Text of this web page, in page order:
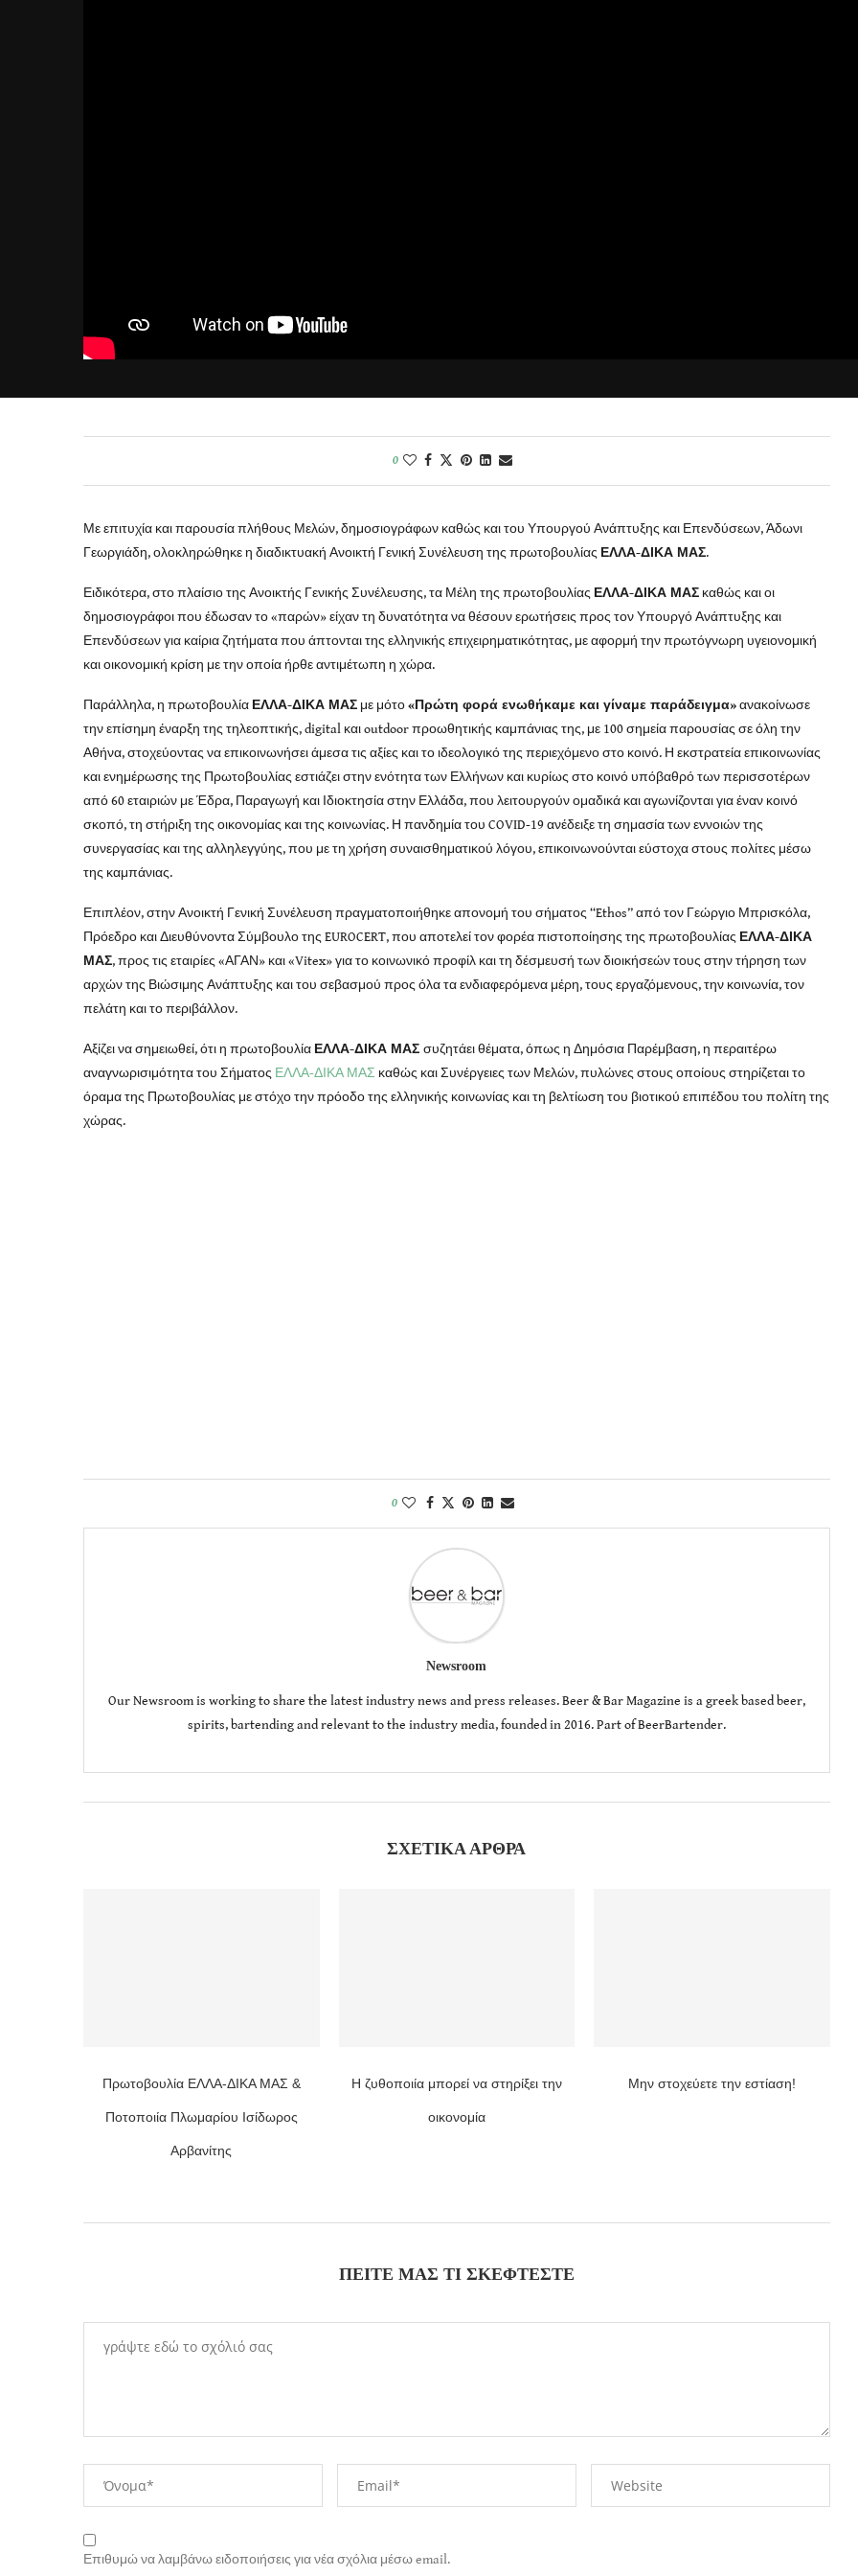
0
Με επιτυχία και παρουσία πλήθους Μελών, δημοσιογράφων καθώς και του Υπουργού Ανάπτυξης και Επενδύσεων, Άδωνι
Γεωργιάδη, ολοκληρώθηκε η διαδικτυακή Ανοικτή Γενική Συνέλευση της πρωτοβουλίας ΕΛΛΑ-ΔΙΚΑ ΜΑΣ.
Ειδικότερα, στο πλαίσιο της Ανοικτής Γενικής Συνέλευσης, τα Μέλη της πρωτοβουλίας ΕΛΛΑ-ΔΙΚΑ ΜΑΣ καθώς και οι
δημοσιογράφοι που έδωσαν το «παρών» είχαν τη δυνατότητα να θέσουν ερωτήσεις προς τον Υπουργό Ανάπτυξης και
Επενδύσεων για καίρια ζητήματα που άπτονται της ελληνικής επιχειρηματικότητας, με αφορμή την πρωτόγνωρη υγειονομική
και οικονομική κρίση με την οποία ήρθε αντιμέτωπη η χώρα.
Παράλληλα, η πρωτοβουλία ΕΛΛΑ-ΔΙΚΑ ΜΑΣ με μότο«Πρώτη φορά ενωθήκαμε και γίναμε παράδειγμα»ανακοίνωσε
την επίσημη έναρξη της τηλεοπτικής, digital και outdoor προωθητικής καμπάνιας της, με 100 σημεία παρουσίας σε όλη την
Αθήνα, στοχεύοντας να επικοινωνήσει άμεσα τις αξίες και το ιδεολογικό της περιεχόμενο στο κοινό. Η εκστρατεία επικοινωνίας
και ενημέρωσης της Πρωτοβουλίας εστιάζει στην ενότητα των Ελλήνων και κυρίως στο κοινό υπόβαθρό των περισσοτέρων
από 60 εταιριών με Έδρα, Παραγωγή και Ιδιοκτησία στην Ελλάδα, που λειτουργούν ομαδικά και αγωνίζονται για έναν κοινό
σκοπό, τη στήριξη της οικονομίας και της κοινωνίας. Η πανδημία του COVID-19 ανέδειξε τη σημασία των εννοιών της
συνεργασίας και της αλληλεγγύης, που με τη χρήση συναισθηματικού λόγου, επικοινωνούνται εύστοχα στους πολίτες μέσω
της καμπάνιας.
Επιπλέον, στην Ανοικτή Γενική Συνέλευση πραγματοποιήθηκε απονομή του σήματος “Ethos” από τον Γεώργιο Μπρισκόλα,
Πρόεδρο και Διευθύνοντα Σύμβουλο της EUROCERT, που αποτελεί τον φορέα πιστοποίησης της πρωτοβουλίας ΕΛΛΑ-ΔΙΚΑ
ΜΑΣ, προς τις εταιρίες «ΑΓΑΝ» και «Vitex» για το κοινωνικό προφίλ και τη δέσμευσή των διοικήσεών τους στην τήρηση των
αρχών της Βιώσιμης Ανάπτυξης και του σεβασμού προς όλα τα ενδιαφερόμενα μέρη, τους εργαζόμενους, την κοινωνία, τον
πελάτη και το περιβάλλον.
Αξίζει να σημειωθεί, ότι η πρωτοβουλία ΕΛΛΑ-ΔΙΚΑ ΜΑΣ συζητάει θέματα, όπως η Δημόσια Παρέμβαση, η περαιτέρω
αναγνωρισιμότητα του Σήματος ΕΛΛΑ-ΔΙΚΑ ΜΑΣ καθώς και Συνέργειες των Μελών, πυλώνες στους οποίους στηρίζεται το
όραμα της Πρωτοβουλίας με στόχο την πρόοδο της ελληνικής κοινωνίας και τη βελτίωση του βιοτικού επιπέδου του πολίτη της
χώρας.
0
Newsroom
Our Newsroom is working to share the latest industry news and press releases. Beer & Bar Magazine is a greek based beer,
spirits, bartending and relevant to the industry media, founded in 2016. Part of BeerBartender.
ΣΧΕΤΙΚΆ ΆΡΘΡΑ
Πρωτοβουλία ΕΛΛΑ-ΔΙΚΑ ΜΑΣ &
Ποτοποιία Πλωμαρίου Ισίδωρος
Αρβανίτης
Η ζυθοποιία μπορεί να στηρίξει την
οικονομία
Μην στοχεύετε την εστίαση!
ΠΕΊΤΕ ΜΑΣ ΤΙ ΣΚΈΦΤΕΣΤΕ
Επιθυμώ να λαμβάνω ειδοποιήσεις για νέα σχόλια μέσω email.